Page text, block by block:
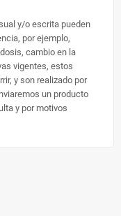
y/o escrita pueden
por ejemplo,
cambio en la
vigentes, estos
y son realizado por
un producto
y por motivos